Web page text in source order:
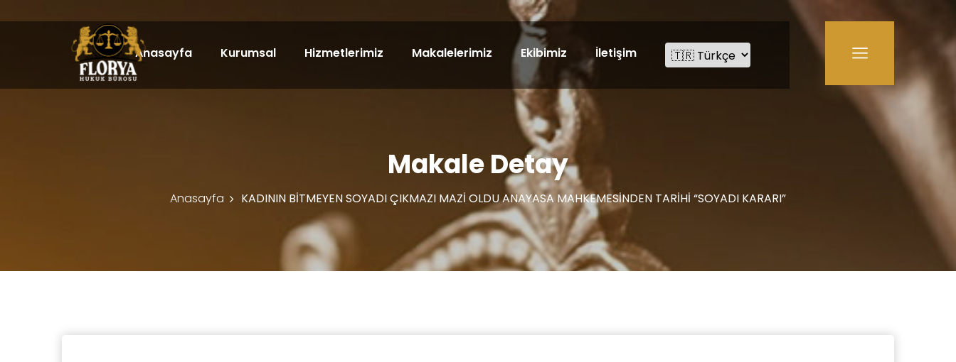
Anasayfa Kurumsal Hizmetlerimiz Makalelerimiz Ekibimiz İletişim
Makale Detay
Anasayfa KADININ BİTMEYEN SOYADI ÇIKMAZI MAZİ OLDU ANAYASA MAHKEMESİNDEN TARİHİ “SOYADI KARARI”